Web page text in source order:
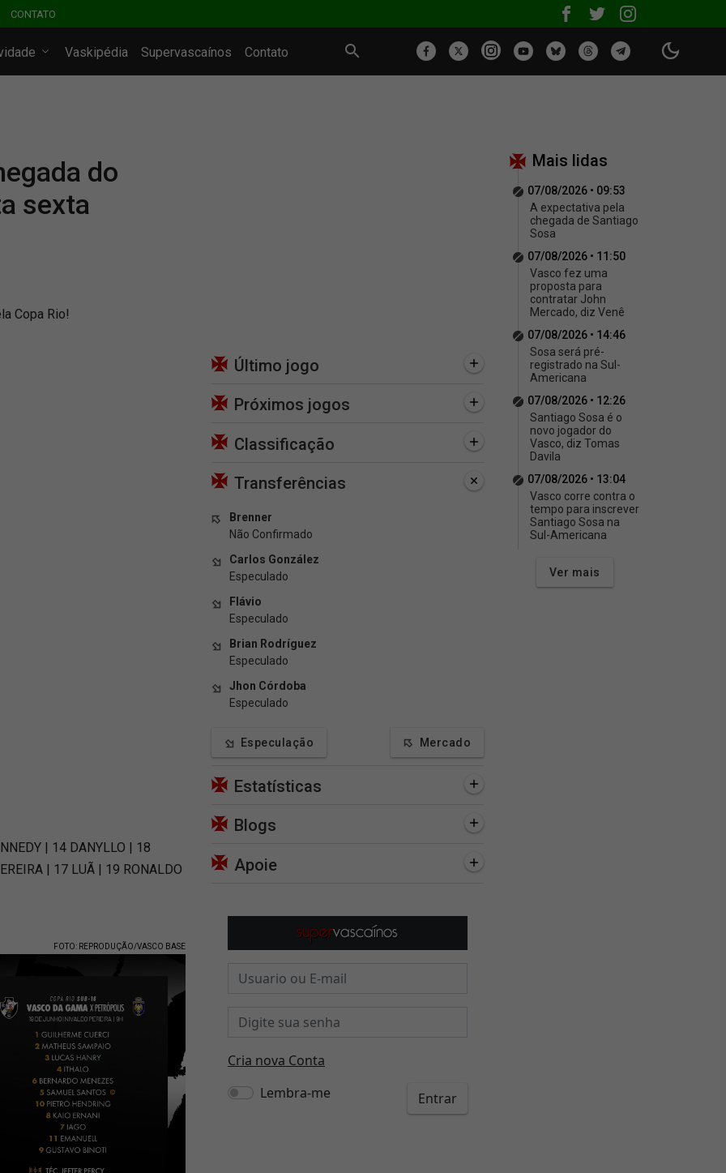
CONTATO
Vaskipédia Supervascaínos Contato
do
sexta
Copa Rio!
| 14 DANYLLO | 18
| 17 LUÃ | 19 RONALDO
FOTO: REPRODUÇÃO/VASCO BASE
Último jogo
Próximos jogos
Classificação
Transferências
Brenner
Não Confirmado
Carlos González
Especulado
Flávio
Especulado
Brian Rodríguez
Especulado
Jhon Córdoba
Especulado
Especulação Mercado
Estatísticas
Blogs
Apoie
Mais lidas
07/08/2026 • 09:53
A expectativa pela
chegada de Santiago
Sosa
07/08/2026 • 11:50
Vasco fez uma
proposta para
contratar John
Mercado, diz Venê
07/08/2026 • 14:46
Sosa será pré-
registrado na Sul-
Americana
07/08/2026 • 12:26
Santiago Sosa é o
novo jogador do
Vasco, diz Tomas
Davila
07/08/2026 • 13:04
Vasco corre contra o
tempo para inscrever
Santiago Sosa na
Sul-Americana
Ver mais